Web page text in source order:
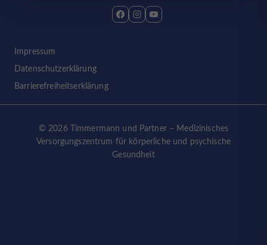
Impressum
Datenschutzerklärung
Barrierefreiheitserklärung
© 2026 Timmermann und Partner – Medizinisches
Versorgungszentrum für körperliche und psychische
Gesundheit
auf diese Inhalte keine manuelle Einwilligung mehr